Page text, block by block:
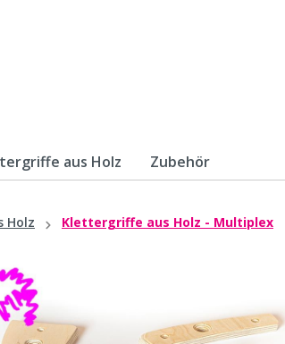
aus Holz Zubehör
Klettergriffe aus Holz
aus Holz -
Holz Klettergriffe aus Holz - Multiplex